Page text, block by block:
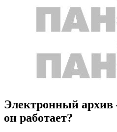
Электронный
он работает?